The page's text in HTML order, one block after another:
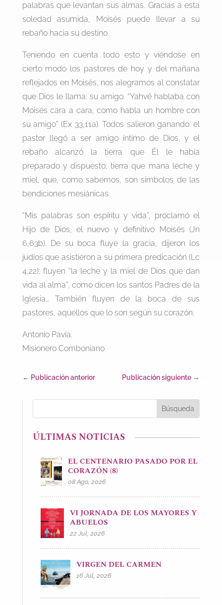
palabras que levantan sus almas. Gracias a esta
soledad asumida, Moisés puede llevar a su
rebaño hacia su destino.
Teniendo en cuenta todo esto y viéndose en
cierto modo los pastores de hoy y del mañana
reflejados en Moisés, nos alegramos al constatar
que Dios le llama: su amigo. “Yahvé hablaba con
Moisés cara a cara, como habla un hombre con
su amigo” (Ex 33,11a). Todos salieron ganando: el
pastor llegó a ser amigo íntimo de Dios, y el
rebaño alcanzó la tierra que Él le había
preparado y dispuesto; tierra que mana leche y
miel, que, como sabemos, son símbolos de las
bendiciones mesiánicas.
“Mis palabras son espíritu y vida”, proclamó el
Hijo de Dios, el nuevo y definitivo Moisés (Jn
6,63b). De su boca fluye la gracia, dijeron los
judíos que asistieron a su primera predicación (Lc
4,22); fluyen “la leche y la miel de Dios que dan
vida al alma”, como dicen los santos Padres de la
Iglesia… También fluyen de la boca de sus
pastores, aquellos que lo son según su corazón.
Antonio Pavía.
Misionero Comboniano
← Publicación anterior Publicación siguiente →
ÚLTIMAS NOTICIAS
EL CENTENARIO PASADO POR EL
CORAZÓN (8)
08 Ago, 2026
VI JORNADA DE LOS MAYORES Y
ABUELOS
22 Jul, 2026
VIRGEN DEL CARMEN
16 Jul, 2026